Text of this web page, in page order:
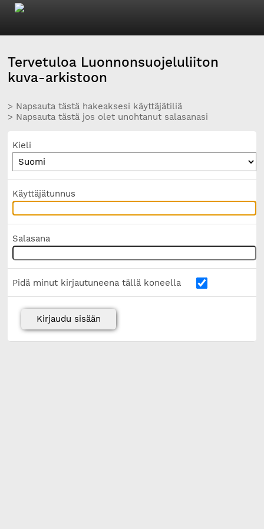
Tervetuloa Luonnonsuojeluliiton
kuva-arkistoon
> Napsauta tästä hakeaksesi käyttäjätiliä
> Napsauta tästä jos olet unohtanut salasanasi
Kieli
Käyttäjätunnus
Salasana
Pidä minut kirjautuneena tällä koneella